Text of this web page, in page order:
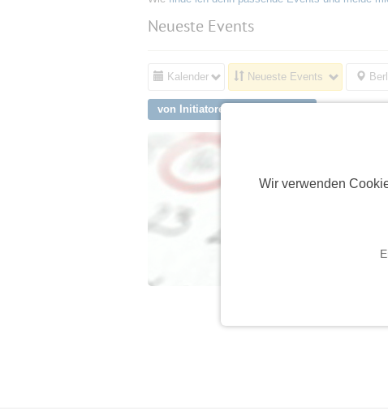
Wir verwenden
Neueste Events
Kalender Neueste Events
von Initiatoren aus Neuffen